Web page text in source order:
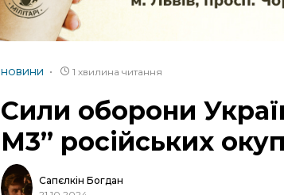
НОВИНИ 1 хвилина читання
Сили оборони
М3” російських
Сапєлкін Богдан